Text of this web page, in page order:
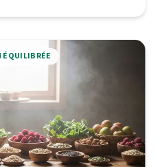
ÉQUILIBRÉE